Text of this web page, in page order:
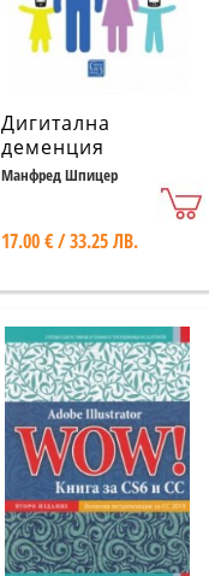
Дигитална
деменция
Манфред Шпицер
17.00 € / 33.25 ЛВ.